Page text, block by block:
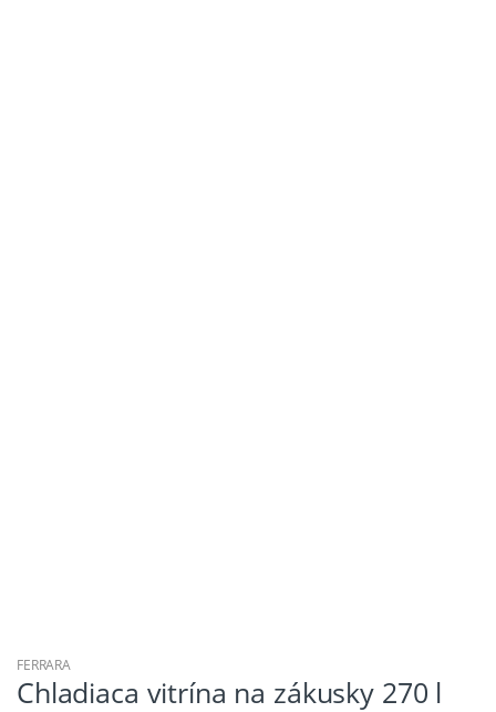
FERRARA
Chladiaca vitrína na zákusky 270 l